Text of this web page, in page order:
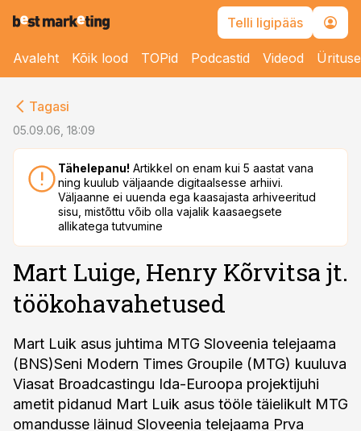
Telli ligipääs
Avaleht Kõik lood TOPid Podcastid Videod
Tagasi
05.09.06, 18:09
Tähelepanu! Artikkel on enam kui 5 aastat vana
ning kuulub väljaande digitaalsesse arhiivi.
Väljaanne ei uuenda ega kaasajasta arhiveeritud
sisu, mistõttu võib olla vajalik kaasaegsete
allikatega tutvumine
Mart Luige, Henry Kõrvitsa jt.
töökohavahetused
Mart Luik asus juhtima MTG Sloveenia telejaama
(BNS)Seni Modern Times Groupile (MTG) kuuluva
Viasat Broadcastingu Ida-Euroopa projektijuhi
ametit pidanud Mart Luik asus tööle täielikult MTG
omandusse läinud Sloveenia telejaama Prva